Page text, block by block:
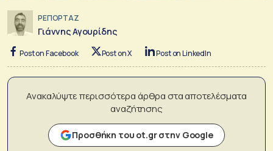
ΡΕΠΟΡΤΑΖ
Γιάννης Αγουρίδης
Post on Facebook Post on X Post on LinkedIn
Ανακαλύψτε περισσότερα άρθρα στα αποτελέσματα
αναζήτησης
Προσθήκη του ot.gr στην Google